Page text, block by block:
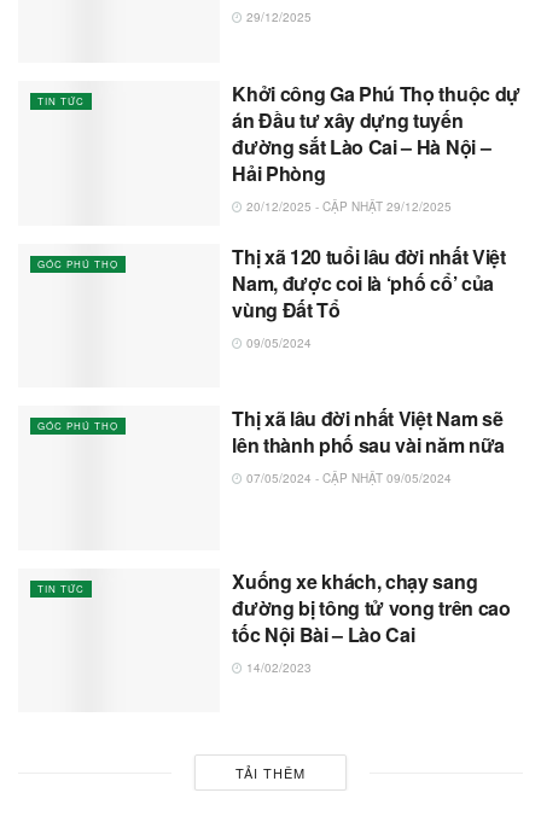
29/12/2025
TIN TỨC
Khởi công Ga Phú Thọ thuộc dự
án Đầu tư xây dựng tuyến
đường sắt Lào Cai – Hà Nội –
Hải Phòng
20/12/2025 - CẬP NHẬT 29/12/2025
GÓC PHÚ THỌ
Thị xã 120 tuổi lâu đời nhất Việt
Nam, được coi là ‘phố cổ’ của
vùng Đất Tổ
09/05/2024
GÓC PHÚ THỌ
Thị xã lâu đời nhất Việt Nam sẽ
lên thành phố sau vài năm nữa
07/05/2024 - CẬP NHẬT 09/05/2024
TIN TỨC
Xuống xe khách, chạy sang
đường bị tông tử vong trên cao
tốc Nội Bài – Lào Cai
14/02/2023
TẢI THÊM